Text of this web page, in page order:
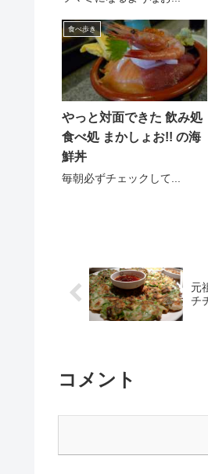
食べ歩き
やっと対面できた 飲み処
食べ処 まかしょお!! の海
鮮丼
毎朝必ずチェックして...
元
チ
コメント